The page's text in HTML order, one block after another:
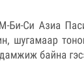
Би-Си Азиа
шугамаар
байна